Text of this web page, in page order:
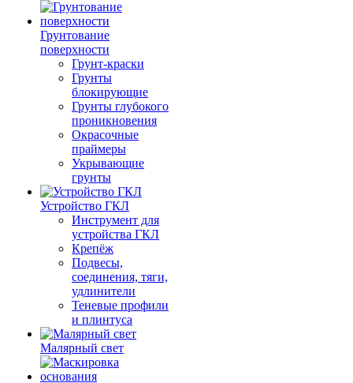
Грунтование
поверхности
Грунт-краски
Грунты
блокирующие
Грунты глубокого
проникновения
Окрасочные
праймеры
Укрывающие
грунты
Устройство ГКЛ
Инструмент для
устройства ГКЛ
Крепёж
Подвесы,
соединения, тяги,
удлинители
Теневые профили
и плинтуса
Малярный свет